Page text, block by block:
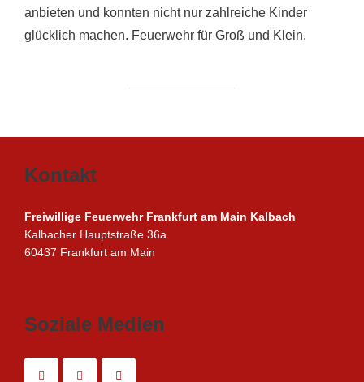
anbieten und konnten nicht nur zahlreiche Kinder
glücklich machen. Feuerwehr für Groß und Klein.
Kontakt
Freiwillige Feuerwehr Frankfurt am Main Kalbach
Kalbacher Hauptstraße 36a
60437 Frankfurt am Main
Soziale Medien